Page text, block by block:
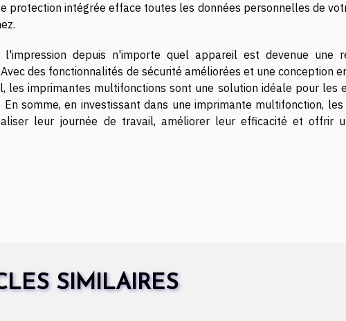
protection intégrée efface toutes les données personnelles de
l'impression depuis n'importe quel appareil est devenue une
des fonctionnalités de sécurité améliorées et une conception
les imprimantes multifonctions sont une solution idéale pour les
En somme, en investissant dans une imprimante multifonction,
leur journée de travail, améliorer leur efficacité et offrir
SIMILAIRES